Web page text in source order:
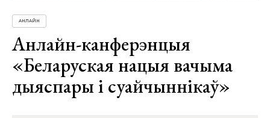
АНЛАЙН
Анлайн-канферэнцыя
«Беларуская нацыя вачыма
дыяспары і суайчыннікаў»